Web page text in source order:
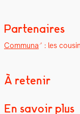
Partenaires
Com­mu­na : les
À retenir
En savoir plus